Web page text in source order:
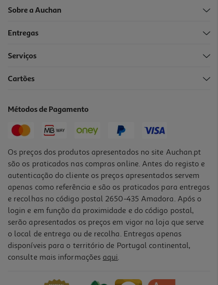
Estojo Maquilhagem Borboleta Crazy Chic
Sobre a Auchan
Entregas
Serviços
Cartões
Métodos de Pagamento
Os preços dos produtos apresentados no site Auchan.pt
são os praticados nas compras online. Antes do registo e
autenticação do cliente os preços apresentados servem
apenas como referência e são os praticados para entregas
e recolhas no código postal 2650-435 Amadora. Após o
login e em função da proximidade e do código postal,
serão apresentados os preços em vigor na loja que serve
o local de entrega ou de recolha. Entregas apenas
disponíveis para o território de Portugal continental,
consulte mais informações aqui.